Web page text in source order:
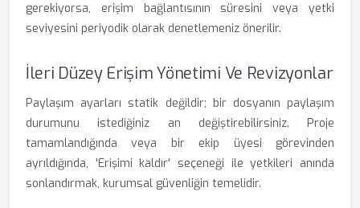
gerekiyorsa, erişim bağlantısının süresini veya yetki
seviyesini periyodik olarak denetlemeniz önerilir.
İleri Düzey Erişim Yönetimi Ve Revizyonlar
Paylaşım ayarları statik değildir; bir dosyanın paylaşım
durumunu istediğiniz an değiştirebilirsiniz. Proje
tamamlandığında veya bir ekip üyesi görevinden
ayrıldığında, 'Erişimi kaldır' seçeneği ile yetkileri anında
sonlandırmak, kurumsal güvenliğin temelidir.